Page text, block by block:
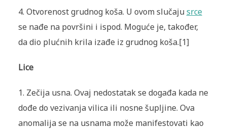
4. Otvorenost grudnog koša. U ovom slučajusrce
se nađe na površini i ispod. Moguće je, također,
da dio plućnih krila izađe iz grudnog koša.[1]
Lice
1. Zečija usna. Ovaj nedostatak se događa kada ne
dođe do vezivanja vilica ili nosne šupljine. Ova
anomalija se na usnama može manifestovati kao